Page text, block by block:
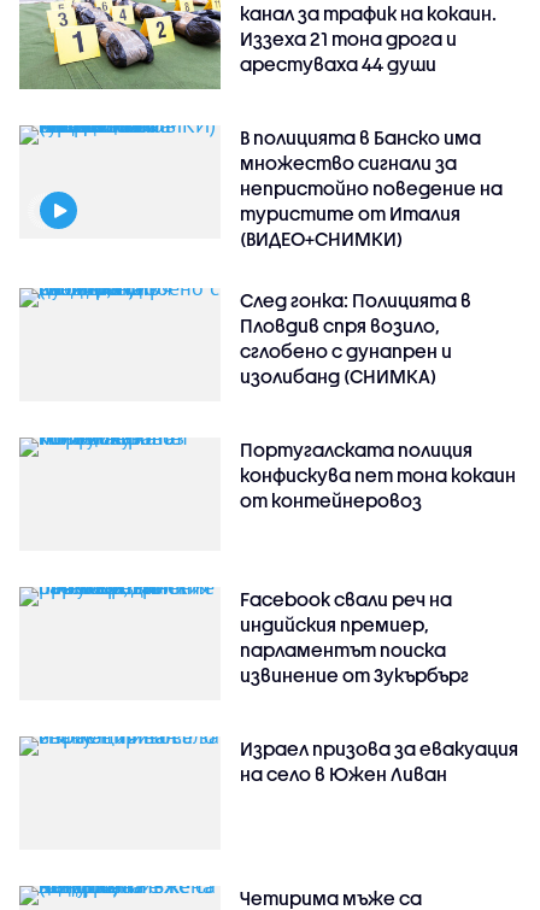
канал за трафик на кокаин.
Иззеха 21 тона дрога и
арестуваха 44 души
В полицията в Банско има
множество сигнали за
непристойно поведение на
туристите от Италия
(ВИДЕО+СНИМКИ)
След гонка: Полицията в
Пловдив спря возило,
сглобено с дунапрен и
изолибанд (СНИМКА)
Португалската полиция
конфискува пет тона кокаин
от контейнеровоз
Facebook свали реч на
индийския премиер,
парламентът поиска
извинение от Зукърбърг
Израел призова за евакуация
на село в Южен Ливан
Четирима мъже са